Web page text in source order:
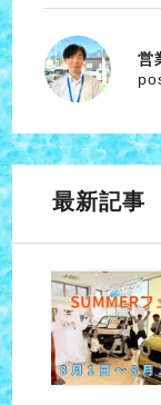
やぎ
営
最新記事